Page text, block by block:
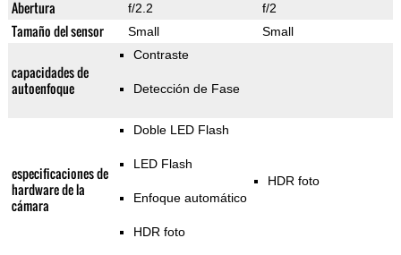
Abertura f/2.2 f/2
Tamaño del sensor Small Small
capacidades de
autoenfoque
Contraste
Detección de Fase
especificaciones de
hardware de la
cámara
Doble LED Flash
LED Flash
Enfoque automático
HDR foto
HDR foto